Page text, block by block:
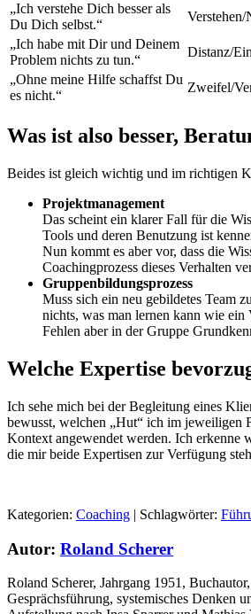
„Ich verstehe Dich besser als
Du Dich selbst.“
Verstehen/
„Ich habe mit Dir und Deinem
Problem nichts zu tun.“
Distanz/
„Ohne meine Hilfe schaffst Du
es nicht.“
Zweifel/
Was ist also besser,
Beides ist gleich wichtig und im richtigen
Projektmanagement
Das scheint ein klarer Fall für die
Tools und deren Benutzung ist
Nun kommt es aber vor, dass die
Coachingprozess dieses Verhalten
Gruppenbildungsprozess
Muss sich ein neu gebildetes Team
nichts, was man lernen kann wie ein
Fehlen aber in der Gruppe
Welche Expertise
Ich sehe mich bei der Begleitung eines
bewusst, welchen „Hut“ ich im jeweiligen
Kontext angewendet werden. Ich erkenne
die mir beide Expertisen zur Verfügung
Kategorien: Coaching | Schlagwörter:
Autor: Roland Scherer
Roland Scherer, Jahrgang 1951,
Gesprächsführung, systemisches Denken